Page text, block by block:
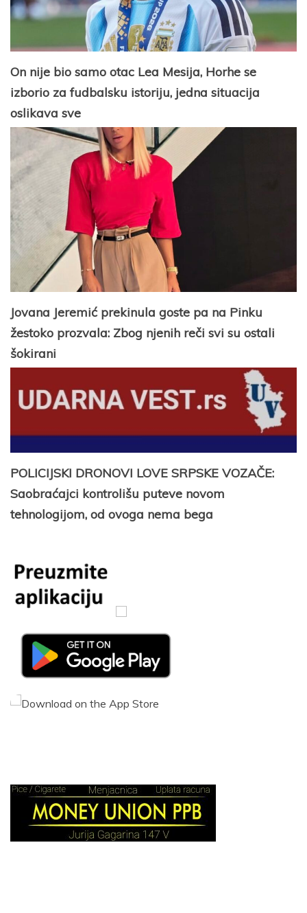
On nije bio samo otac Lea Mesija, Horhe se
izborio za fudbalsku istoriju, jedna situacija
oslikava sve
Jovana Jeremić prekinula goste pa na Pinku
žestoko prozvala: Zbog njenih reči svi su ostali
šokirani
POLICIJSKI DRONOVI LOVE SRPSKE VOZAČE:
Saobraćajci kontrolišu puteve novom
tehnologijom, od ovoga nema bega